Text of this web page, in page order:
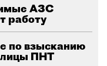
АЗС
работу
по взысканию
ПНТ